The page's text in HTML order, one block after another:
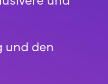
und den